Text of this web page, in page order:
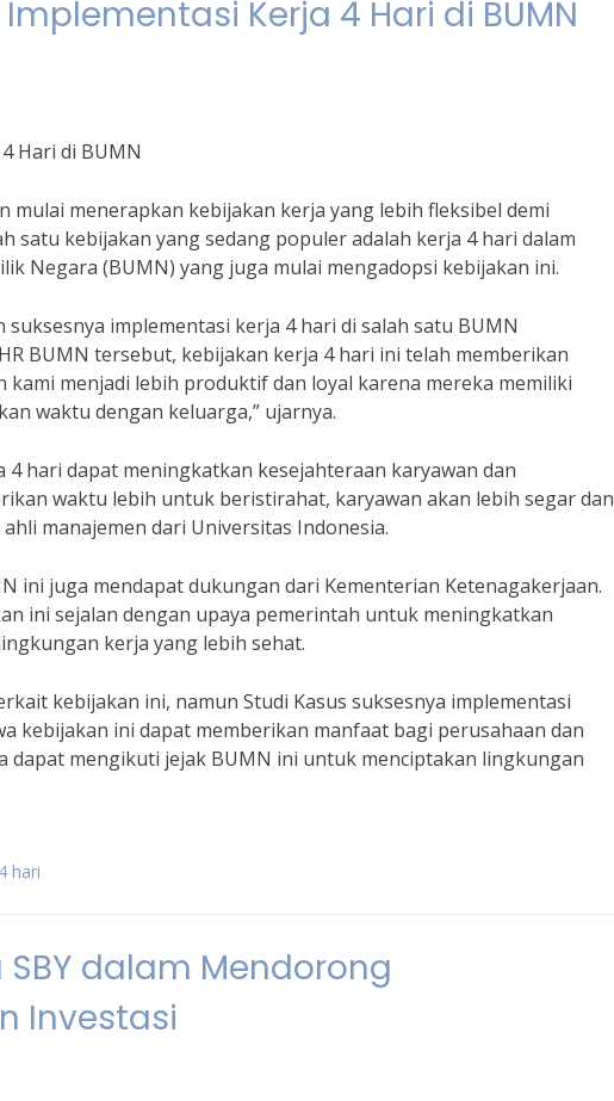
Kerja 4 Hari di BUMN
Hari di BUMN
mulai menerapkan kebijakan kerja yang lebih fleksibel demi
satu kebijakan yang sedang populer adalah kerja 4 hari dalam
Negara (BUMN) yang juga mulai mengadopsi kebijakan ini.
suksesnya implementasi kerja 4 hari di salah satu BUMN
BUMN tersebut, kebijakan kerja 4 hari ini telah memberikan
kami menjadi lebih produktif dan loyal karena mereka memiliki
waktu dengan keluarga,” ujarnya.
hari dapat meningkatkan kesejahteraan karyawan dan
waktu lebih untuk beristirahat, karyawan akan lebih segar dan
manajemen dari Universitas Indonesia.
ini juga mendapat dukungan dari Kementerian Ketenagakerjaan.
ini sejalan dengan upaya pemerintah untuk meningkatkan
kerja yang lebih sehat.
kebijakan ini, namun Studi Kasus suksesnya implementasi
kebijakan ini dapat memberikan manfaat bagi perusahaan dan
dapat mengikuti jejak BUMN ini untuk menciptakan lingkungan
hari
SBY dalam Mendorong
Investasi